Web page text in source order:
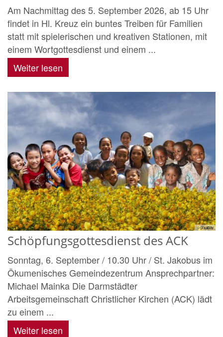
Am Nachmittag des 5. September 2026, ab 15 Uhr
findet in Hl. Kreuz ein buntes Treiben für Familien
statt mit spielerischen und kreativen Stationen, mit
einem Wortgottesdienst und einem ...
Weiter lesen
© pixabay
Schöpfungsgottesdienst des ACK
Sonntag, 6. September / 10.30 Uhr / St. Jakobus im
Ökumenisches Gemeindezentrum Ansprechpartner:
Michael Mainka Die Darmstädter
Arbeitsgemeinschaft Christlicher Kirchen (ACK) lädt
zu einem ...
Weiter lesen